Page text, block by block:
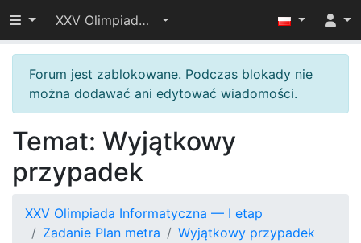
Przełącz widoczność menu
XXV Olimpiada Informatyczna — I etap
Forum jest zablokowane. Podczas blokady nie
można dodawać ani edytować wiadomości.
Temat: Wyjątkowy
przypadek
XXV Olimpiada Informatyczna — I etap
Zadanie Plan metra
Wyjątkowy przypadek